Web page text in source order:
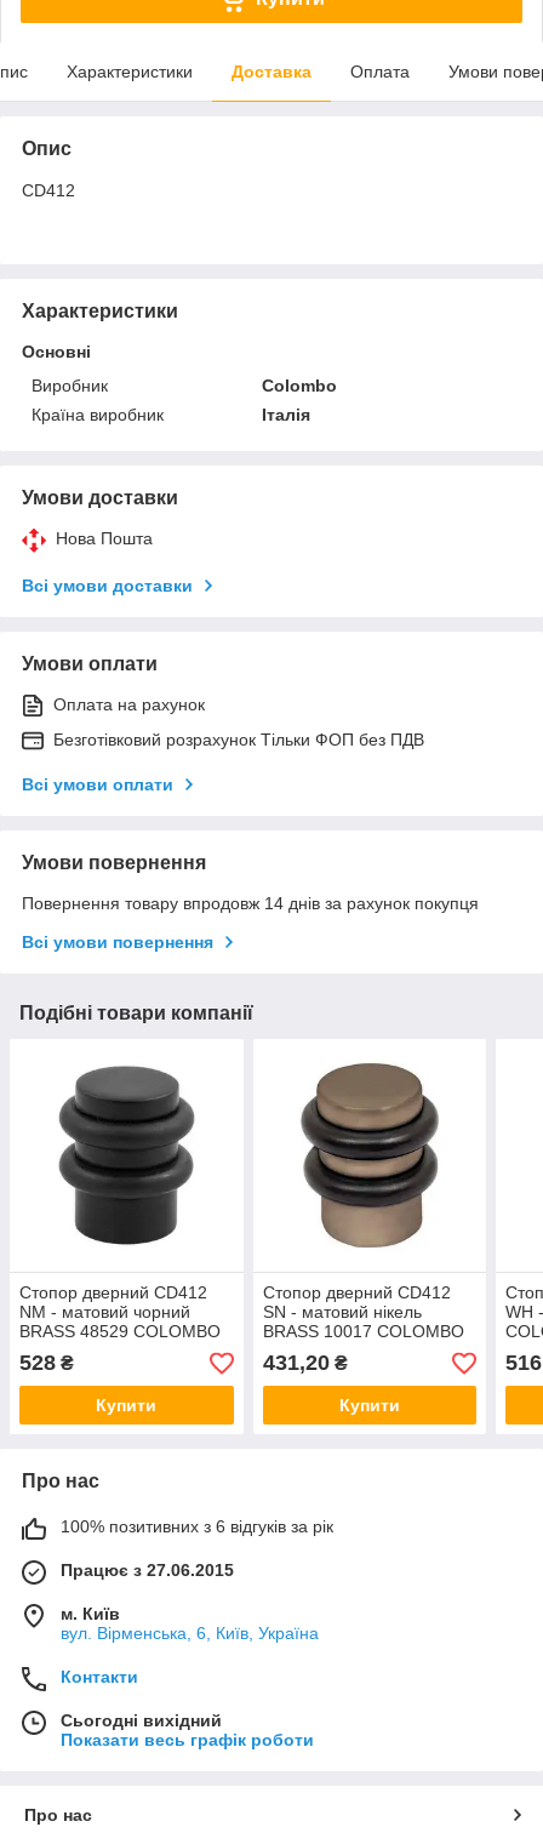
Характеристики Доставка Оплата Умови
Опис
CD412
Характеристики
Основні
Виробник
Colombo
Країна виробник
Італія
Умови доставки
Нова Пошта
Всі умови доставки
Умови оплати
Оплата на рахунок
Безготівковий розрахунок Тільки ФОП без ПДВ
Всі умови оплати
Умови повернення
Повернення товару впродовж 14 днів за рахунок покупця
Всі умови повернення
Подібні товари компанії
Стопор дверний CD412
NM - матовий чорний
BRASS 48529 COLOMBO
Італія
528 ₴
Купити
Стопор дверний CD412
SN - матовий нікель
BRASS 10017 COLOMBO
Італія
431,20₴
Купити
WH
516
Про нас
100% позитивних з 6 відгуків за рік
Працює з 27.06.2015
м. Київ
вул. Вірменська, 6, Київ, Україна
Контакти
Сьогодні вихідний
Показати весь графік роботи
Про нас